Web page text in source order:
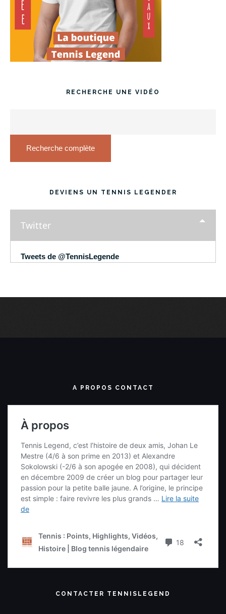
RECHERCHE UNE VIDÉO
Recherche complète
DEVIENS UN TENNIS LEGENDER
Twitter
Tweets de @TennisLegende
A PROPOS CONTACT
CONTACTER TENNISLEGEND